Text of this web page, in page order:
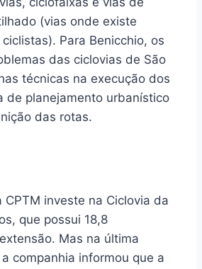
(vias onde existe
Para Benicchio, os
das ciclovias de São
técnicas na execução dos
de planejamento urbanístico
das rotas.
CPTM investe na Ciclovia da
que possui 18,8
Mas na última
companhia informou que a